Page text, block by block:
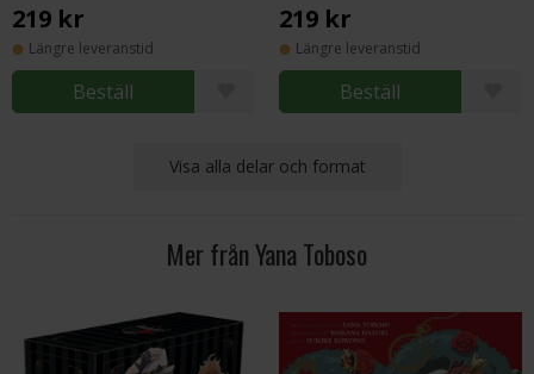
219 kr
Längre leveranstid
Beställ
219 kr
Längre leveranstid
Beställ
Visa alla delar och format
Mer från Yana Toboso